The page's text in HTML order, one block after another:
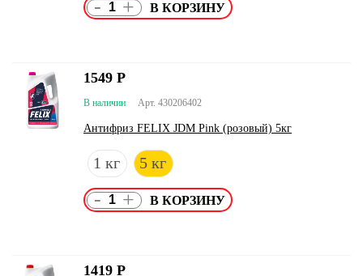
- +
Арт. 430206402
В наличии
Антифриз FELIX JDM Pink (розовый) 5кг
1 кг 5 кг
1549 Р
- +
1419 Р